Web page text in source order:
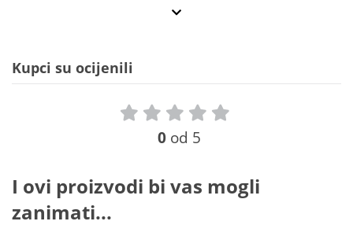
Kupci su ocijenili
0 od 5
I ovi proizvodi bi vas mogli
zanimati...